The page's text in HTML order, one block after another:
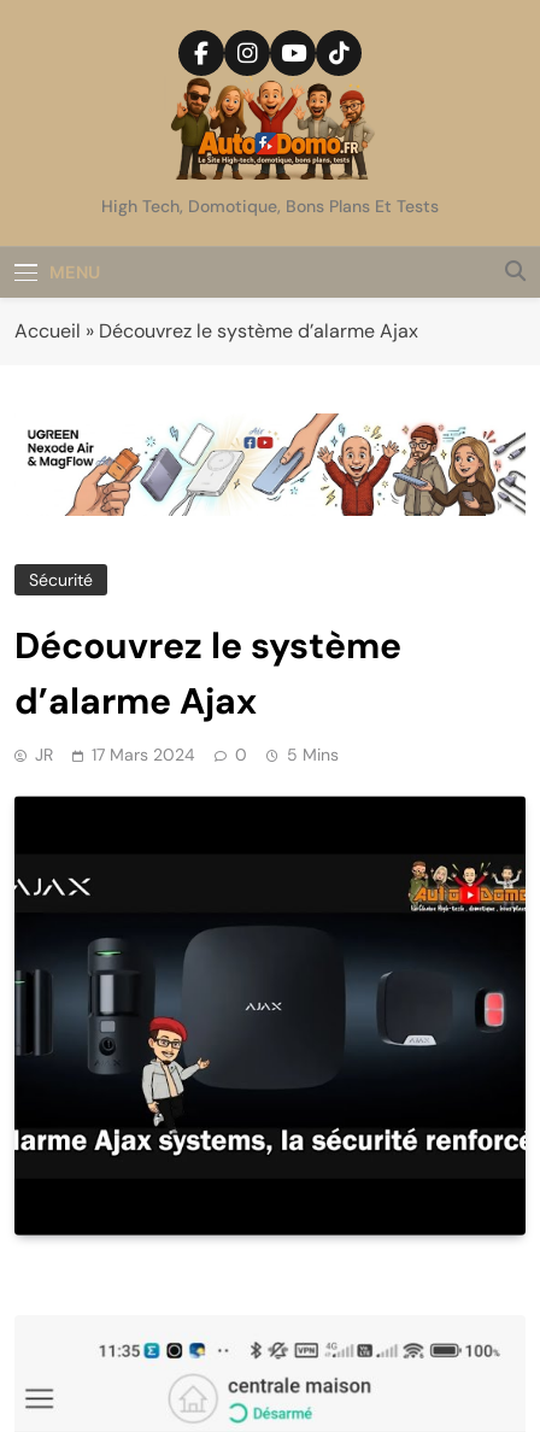
AutoDomo
High Tech, Domotique, Bons Plans Et Tests
MENU
Accueil » Découvrez le système d’alarme Ajax
Sécurité
Découvrez le système
d’alarme Ajax
JR 17 Mars 2024 0 5 Mins